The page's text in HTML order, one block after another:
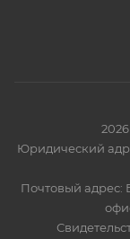
Юридический
Почтовый адрес: